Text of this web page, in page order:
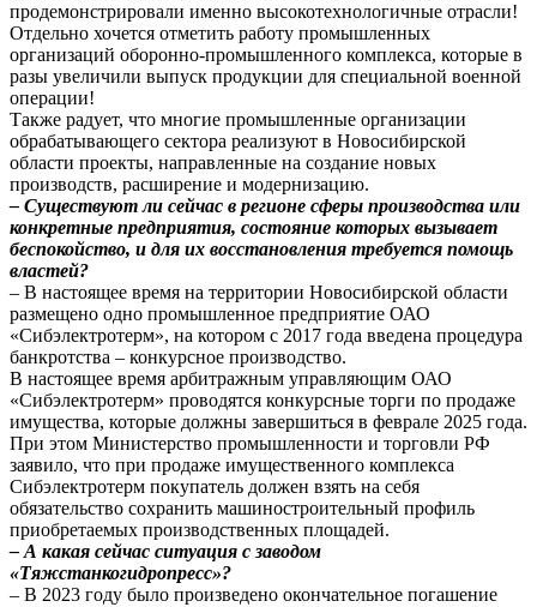
продемонстрировали именно высокотехнологичные отрасли!
Отдельно хочется отметить работу промышленных
организаций оборонно-промышленного комплекса, которые в
разы увеличили выпуск продукции для специальной военной
операции!
Также радует, что многие промышленные организации
обрабатывающего сектора реализуют в Новосибирской
области проекты, направленные на создание новых
производств, расширение и модернизацию.
– Существуют ли сейчас в регионе сферы производства или
конкретные предприятия, состояние которых вызывает
беспокойство, и для их восстановления требуется помощь
властей?
– В настоящее время на территории Новосибирской области
размещено одно промышленное предприятие ОАО
«Сибэлектротерм», на котором с 2017 года введена процедура
банкротства – конкурсное производство.
В настоящее время арбитражным управляющим ОАО
«Сибэлектротерм» проводятся конкурсные торги по продаже
имущества, которые должны завершиться в феврале 2025 года.
При этом Министерство промышленности и торговли РФ
заявило, что при продаже имущественного комплекса
Сибэлектротерм покупатель должен взять на себя
обязательство сохранить машиностроительный профиль
приобретаемых производственных площадей.
– А какая сейчас ситуация с заводом
«Тяжстанкогидропресс»?
– В 2023 году было произведено окончательное погашение